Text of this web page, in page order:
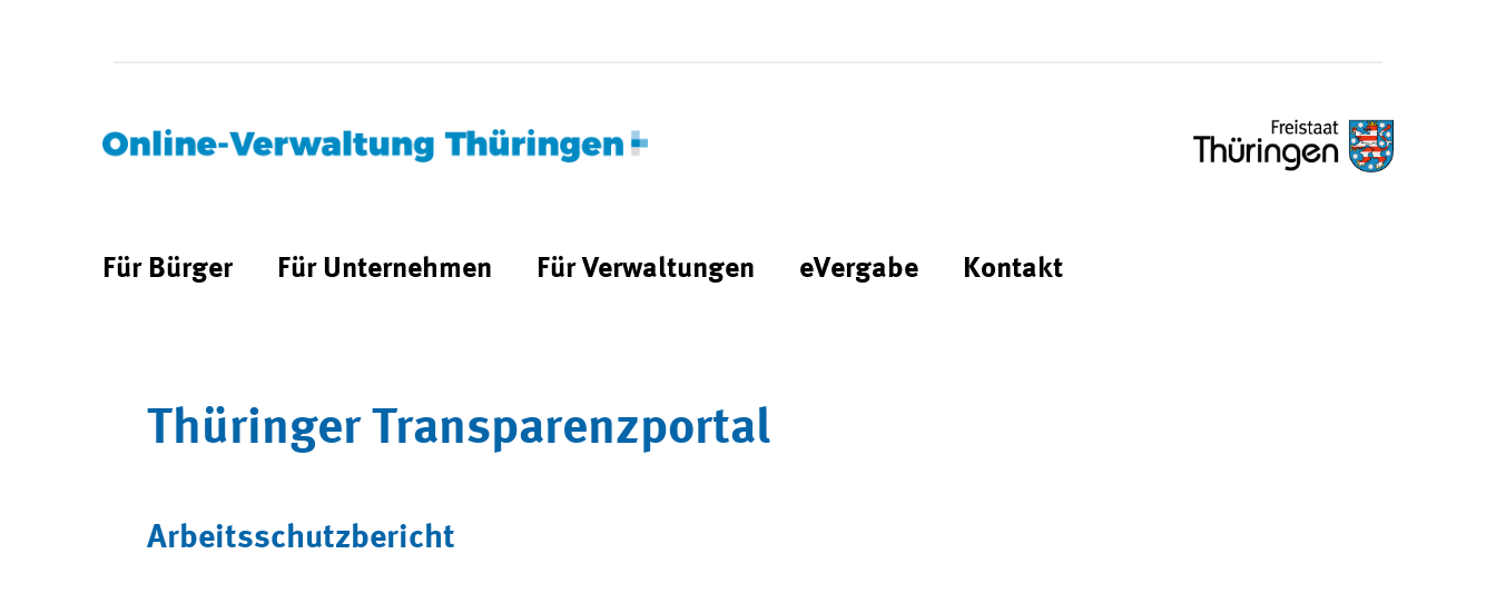
Für Bürger Für Unternehmen Für Verwaltungen eVergabe Kontakt
Thüringer Transparenzportal
Arbeitsschutzbericht